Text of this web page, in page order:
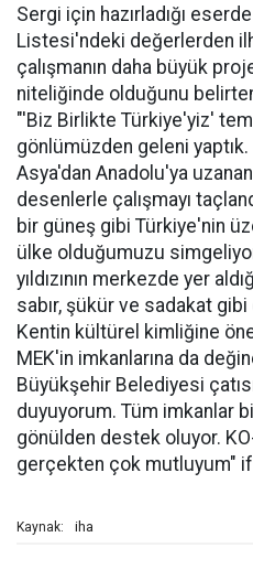
Sergi için hazırladığı
Listesi'ndeki değerlerden
çalışmanın daha büyük
niteliğinde olduğunu
"'Biz Birlikte Türkiye'yiz'
gönlümüzden geleni
Asya'dan Anadolu'ya
desenlerle çalışmayı
bir güneş gibi Türkiye'nin
ülke olduğumuzu
yıldızının merkezde yer
sabır, şükür ve sadakat
Kentin kültürel kimliğine
MEK'in imkanlarına da
Büyükşehir Belediyesi
duyuyorum. Tüm imkanlar
gönülden destek oluyor.
gerçekten çok mutluyum"
Kaynak: iha